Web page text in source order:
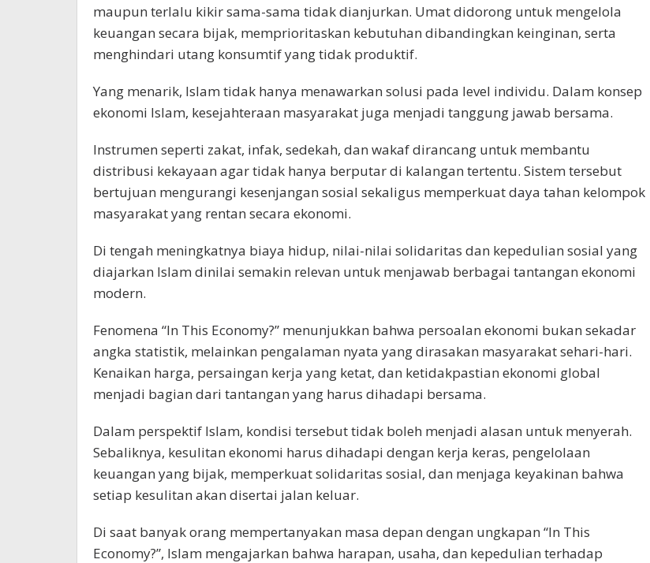
maupun terlalu kikir sama-sama tidak dianjurkan. Umat didorong untuk mengelola
keuangan secara bijak, memprioritaskan kebutuhan dibandingkan keinginan, serta
menghindari utang konsumtif yang tidak produktif.
Yang menarik, Islam tidak hanya menawarkan solusi pada level individu. Dalam konsep
ekonomi Islam, kesejahteraan masyarakat juga menjadi tanggung jawab bersama.
Instrumen seperti zakat, infak, sedekah, dan wakaf dirancang untuk membantu
distribusi kekayaan agar tidak hanya berputar di kalangan tertentu. Sistem tersebut
bertujuan mengurangi kesenjangan sosial sekaligus memperkuat daya tahan kelompok
masyarakat yang rentan secara ekonomi.
Di tengah meningkatnya biaya hidup, nilai-nilai solidaritas dan kepedulian sosial yang
diajarkan Islam dinilai semakin relevan untuk menjawab berbagai tantangan ekonomi
modern.
Fenomena “In This Economy?” menunjukkan bahwa persoalan ekonomi bukan sekadar
angka statistik, melainkan pengalaman nyata yang dirasakan masyarakat sehari-hari.
Kenaikan harga, persaingan kerja yang ketat, dan ketidakpastian ekonomi global
menjadi bagian dari tantangan yang harus dihadapi bersama.
Dalam perspektif Islam, kondisi tersebut tidak boleh menjadi alasan untuk menyerah.
Sebaliknya, kesulitan ekonomi harus dihadapi dengan kerja keras, pengelolaan
keuangan yang bijak, memperkuat solidaritas sosial, dan menjaga keyakinan bahwa
setiap kesulitan akan disertai jalan keluar.
Di saat banyak orang mempertanyakan masa depan dengan ungkapan “In This
Economy?”, Islam mengajarkan bahwa harapan, usaha, dan kepedulian terhadap